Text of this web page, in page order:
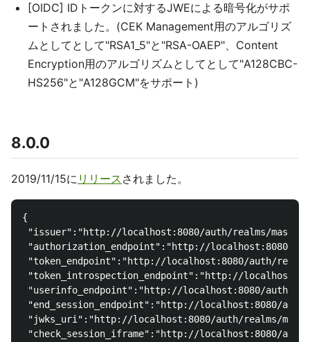
[OIDC] IDトークンに対するJWEによる暗号化がサポ
ートされました。(CEK Management用のアルゴリズ
ムとしてとして"RSA1_5"と"RSA-OAEP"、Content
Encryption用のアルゴリズムとしてとして"A128CBC-
HS256"と"A128GCM"をサポート)
8.0.0
2019/11/15に リリース されました。
{
"issuer":"http://localhost:8080/auth/realms/
"authorization_endpoint":"http://localhost:8080/
"token_endpoint":"http://localhost:8080/auth/
"token_introspection_endpoint":"http://
"userinfo_endpoint":"http://localhost:8080/auth/
"end_session_endpoint":"http://localhost:8080/
"jwks_uri":"http://localhost:8080/auth/realms/
"check_session_iframe":"http://localhost:8080/